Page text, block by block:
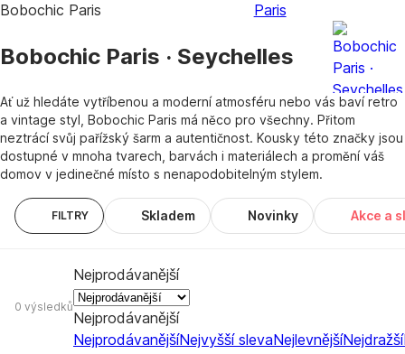
Bobochic Paris
Paris
Bobochic Paris · Seychelles
Ať už hledáte vytříbenou a moderní atmosféru nebo vás baví retro
a vintage styl, Bobochic Paris má něco pro všechny. Přitom
neztrácí svůj pařížský šarm a autentičnost. Kousky této značky jsou
dostupné v mnoha tvarech, barvách i materiálech a promění váš
domov v jedinečné místo s nenapodobitelným stylem.
FILTRY Skladem Novinky Akce a
0 výsledků
Nejprodávanější
Nejprodávanější
NejprodávanějšíNejvyšší slevaNejlevnějšíNejdražší